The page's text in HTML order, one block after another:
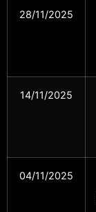
28/11/2025
14/11/2025
04/11/2025